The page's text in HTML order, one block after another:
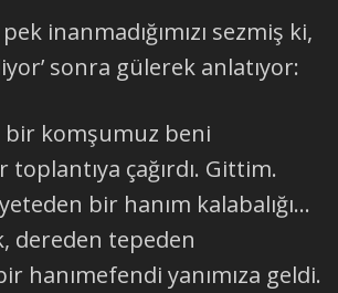
inanmadığımızı sezmiş ki,
sonra gülerek anlatıyor:
bir komşumuz beni
çağırdı. Gittim.
bir hanım kalabalığı…
dereden tepeden
hanımefendi yanımıza geldi.